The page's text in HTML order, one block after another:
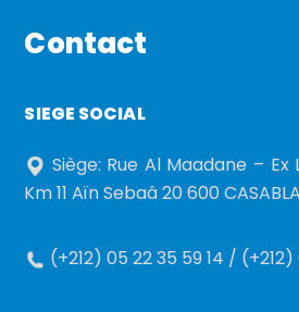
Contact
SIEGE SOCIAL
Siège: Rue Al Maadane – Ex
Km 11 Aïn Sebaâ 20 600
(+212) 05 22 35 59 14 /